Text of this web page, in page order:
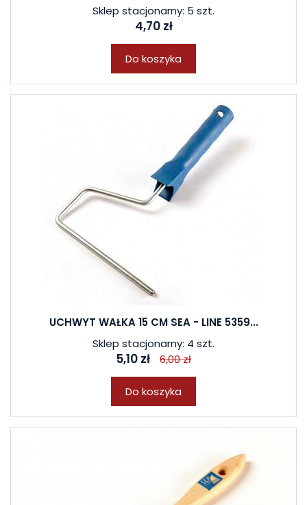
Sklep stacjonarny: 5 szt.
4,70 zł
Do koszyka
UCHWYT WAŁKA 15 CM SEA - LINE 5359...
Sklep stacjonarny: 4 szt.
5,10 zł 6,00 zł
Do koszyka